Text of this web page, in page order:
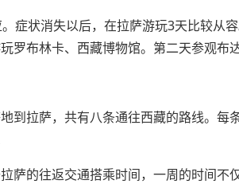
症状消失以后，在拉萨游玩3天比较从
罗布林卡、西藏博物馆。第二天参观布达
到拉萨，共有八条通往西藏的路线。每
萨的往返交通搭乘时间，一周的时间不